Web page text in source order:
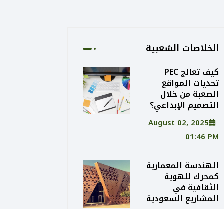
الخلاصات الشعبية
كيف تعالج PEC
تحديات المواقع
الصعبة من خلال
التصميم الإبداعي؟
August 02, 2025
01:46 PM
الهندسة المعمارية
كمحرك للهوية
الثقافية في
المشاريع السعودية